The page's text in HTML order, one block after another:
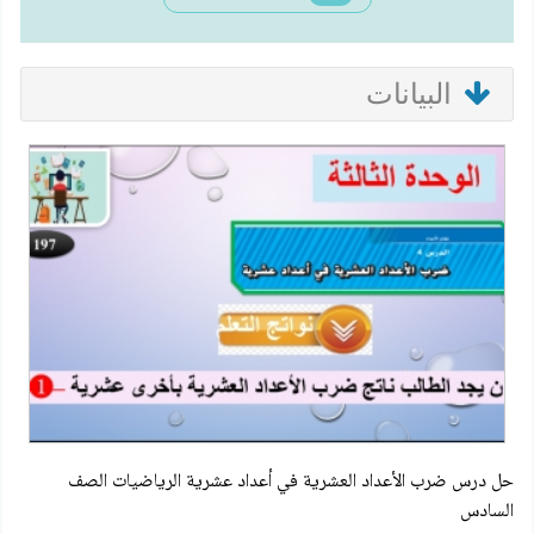
البيانات
حل درس ضرب الأعداد العشرية في أعداد عشرية الرياضيات الصف
السادس